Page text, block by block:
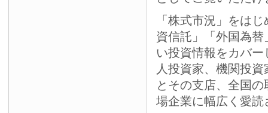
「株式市況」をは
資信託」「外国為
い投資情報をカバ
人投資家、機関投
とその支店、全国
場企業に幅広く愛読